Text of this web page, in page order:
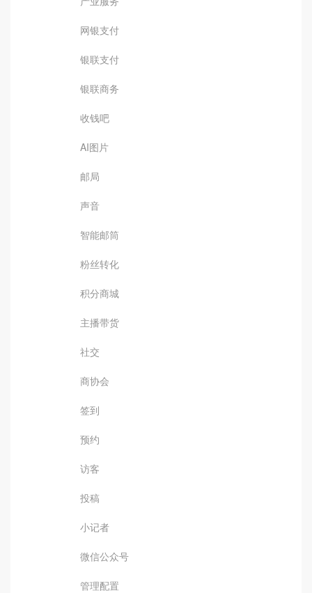
网银支付
银联支付
银联商务
收钱吧
AI图片
邮局
声音
智能邮筒
粉丝转化
积分商城
主播带货
社交
商协会
签到
预约
访客
投稿
小记者
微信公众号
管理配置